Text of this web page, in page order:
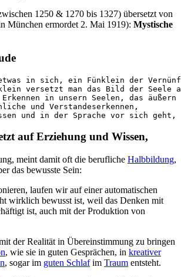
1250 & 1270 bis 1327) übersetzt von
München ermordet 2. Mai 1919): Mystische
in sich, ein Fünklein der
versetzt man das Bild der Seele
in unsern Seelen, das äußern
und Verstandeserkennen,
und in der Sprache vor sich
auf Erziehung und Wissen,
meint damit oft die berufliche Halbbildung,
das bewusste Sein:
laufen wir auf einer automatischen
wirklich bewusst ist, weil das Denken mit
ist, auch mit der Produktion von
der Realität in Übereinstimmung zu bringen
, wie sie in guten Gesprächen, in kreativer
, sogar im guten Schlafim Traum entsteht.